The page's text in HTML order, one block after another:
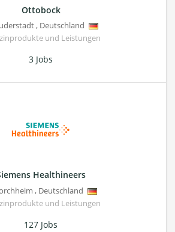
Ottobock
, Deutschland
und Leistungen
3 Jobs
Healthineers
, Deutschland
und Leistungen
127 Jobs